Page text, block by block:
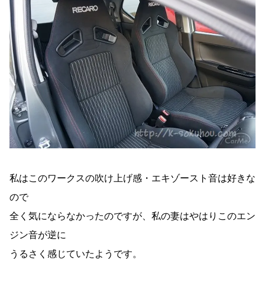
私はこのワークスの吹け上げ感・エキゾースト音は好きな
ので
全く気にならなかったのですが、私の妻はやはりこのエン
ジン音が逆に
うるさく感じていたようです。